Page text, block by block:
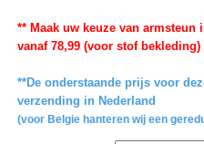
** Maak uw keuze van
vanaf 78,99 (voor stof bekleding)
**De onderstaande prijs voor
verzending in Nederland
(voor Belgie hanteren wij een